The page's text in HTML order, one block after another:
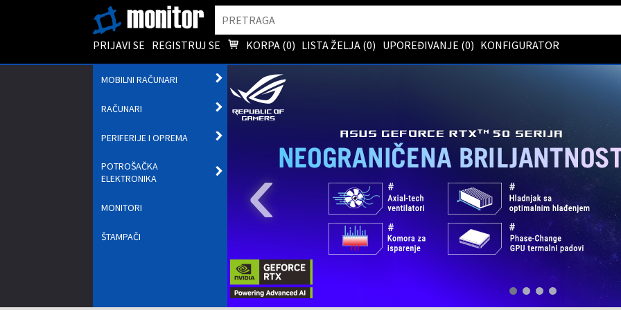
PRIJAVI SE REGISTRUJ SE KORPA (0) LISTA ŽELJA (0) UPOREĐIVANJE (0) KONFIGURATOR
MOBILNI RAČUNARI
PODMENI
RAČUNARI
OTVORI
PODMENI
PERIFERIJE I OPREMA
POTROŠAČKA
ELEKTRONIKA
MONITORI
ŠTAMPAČI ‹